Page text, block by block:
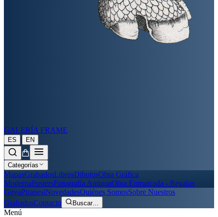
GALERÍA FRAME
ES | EN
Categorías
MapasGrabadosLibrosDibujosObra Gráfica
ModernaPostersFotografía AntiguaObra Enmarcada - Regalos
GoyaPiranesiNovedadesQuiénes SomosSobre Nuestros
GrabadosContacto Buscar…
Menú